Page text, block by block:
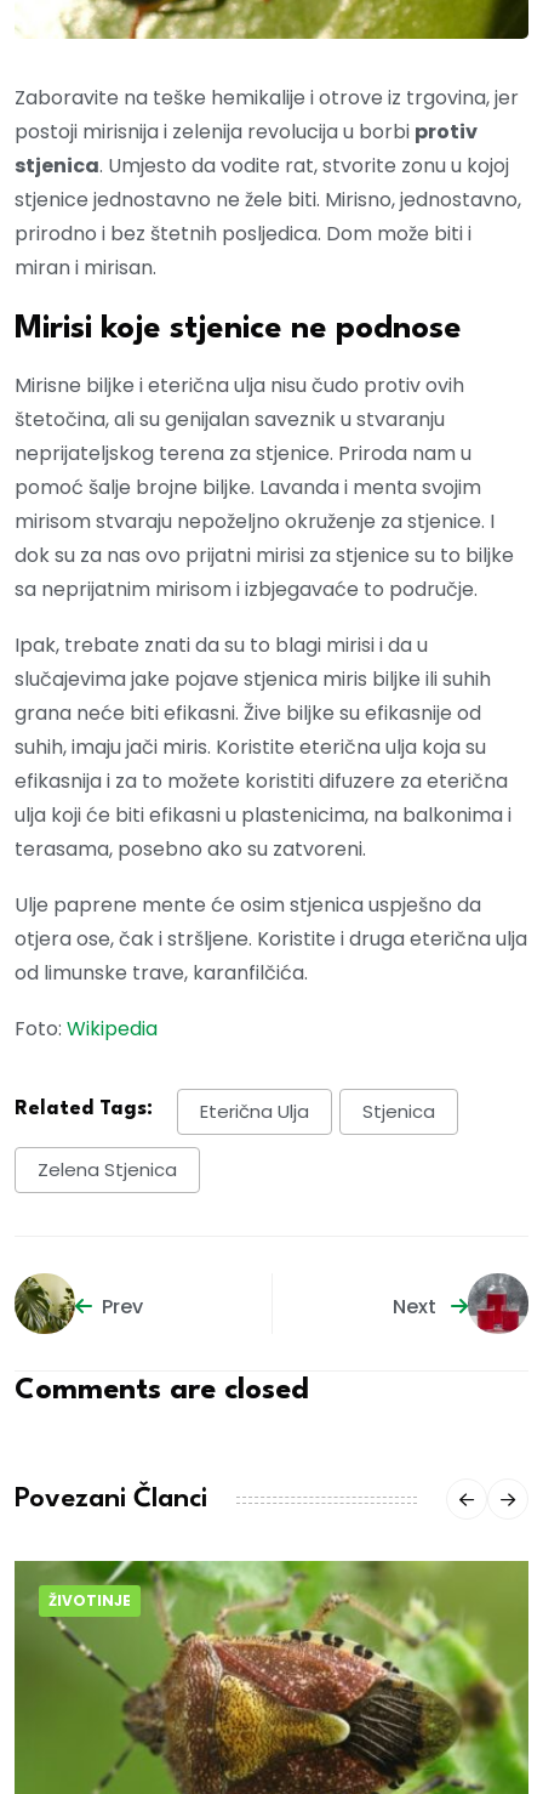
Zaboravite na teške hemikalije i otrove iz trgovina, jer
postoji mirisnija i zelenija revolucija u borbi protiv
stjenica. Umjesto da vodite rat, stvorite zonu u kojoj
stjenice jednostavno ne žele biti. Mirisno, jednostavno,
prirodno i bez štetnih posljedica. Dom može biti i
miran i mirisan.
Mirisi koje stjenice ne podnose
Mirisne biljke i eterična ulja nisu čudo protiv ovih
štetočina, ali su genijalan saveznik u stvaranju
neprijateljskog terena za stjenice. Priroda nam u
pomoć šalje brojne biljke. Lavanda i menta svojim
mirisom stvaraju nepoželjno okruženje za stjenice. I
dok su za nas ovo prijatni mirisi za stjenice su to biljke
sa neprijatnim mirisom i izbjegavaće to područje.
Ipak, trebate znati da su to blagi mirisi i da u
slučajevima jake pojave stjenica miris biljke ili suhih
grana neće biti efikasni. Žive biljke su efikasnije od
suhih, imaju jači miris. Koristite eterična ulja koja su
efikasnija i za to možete koristiti difuzere za eterična
ulja koji će biti efikasni u plastenicima, na balkonima i
terasama, posebno ako su zatvoreni.
Ulje paprene mente će osim stjenica uspješno da
otjera ose, čak i stršljene. Koristite i druga eterična ulja
od limunske trave, karanfilčića.
Foto: Wikipedia
Related Tags: Eterična Ulja Stjenica
Zelena Stjenica
Prev Next
Comments are closed
Povezani Članci
ŽIVOTINJE